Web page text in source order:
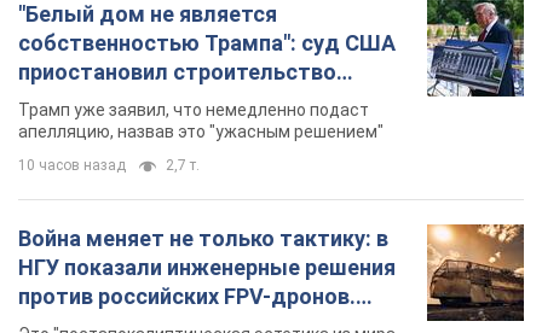
"Белый дом не является
собственностью Трампа": суд США
приостановил строительство
бального зала стоимостью 400 млн
долларов
Трамп уже заявил, что немедленно подаст
апелляцию, назвав это "ужасным решением"
10 часов назад 2,7 т.
Война меняет не только тактику: в
НГУ показали инженерные решения
против российских FPV-дронов.
Фото